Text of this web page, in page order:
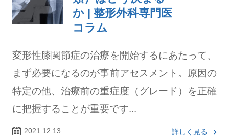
か | 整形外科専門医
コラム
変形性膝関節症の治療を開始するにあたって、
まず必要になるのが事前アセスメント。原因の
特定の他、治療前の重症度（グレード）を正確
に把握することが重要です...
2021.12.13 詳しく見る